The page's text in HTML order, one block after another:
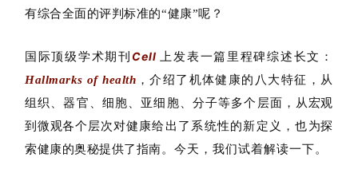
有综合全面的评判标准的“健康”呢？
国际顶级学术期刊 Cell 上发表一篇里程碑综述长文：
Hallmarks of health ，介绍了机体健康的八大特征，从
组织、器官、细胞、亚细胞、分子等多个层面， 从宏观
到微观各个层次对健康给出了系统性的新定义，也为探
索健康的奥秘提供了指南。 今天，我们试着解读一下。